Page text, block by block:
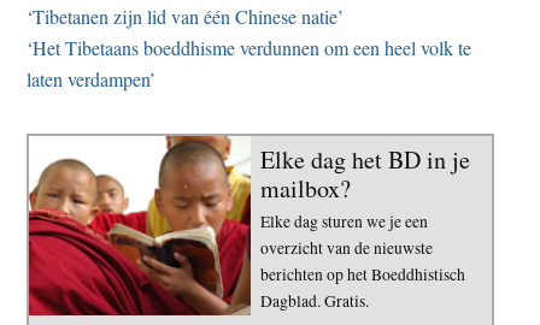
‘Tibetanen zijn lid van één Chinese natie’
‘Het Tibetaans boeddhisme verdunnen om een heel volk te
laten verdampen’
Elke dag het BD in je
mailbox?
Elke dag sturen we je een
overzicht van de nieuwste
berichten op het Boeddhistisch
Dagblad. Gratis.